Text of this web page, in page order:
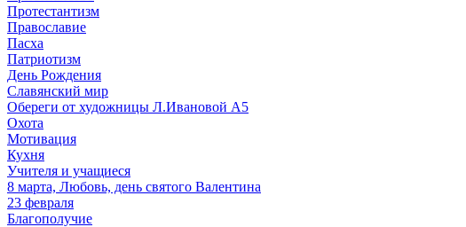
Протестантизм
Православие
Пасха
Патриотизм
День Рождения
Славянский мир
Обереги от художницы Л.Ивановой А5
Охота
Мотивация
Кухня
Учителя и учащиеся
8 марта, Любовь, день святого Валентина
23 февраля
Благополучие